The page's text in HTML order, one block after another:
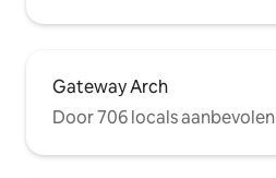
Gateway Arch
Door 706 locals aanbevolen